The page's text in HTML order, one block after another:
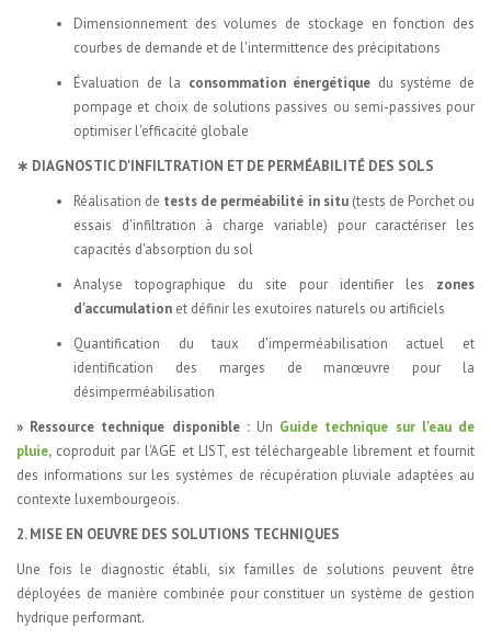
Dimensionnement des volumes de stockage en fonction des
courbes de demande et de l'intermittence des précipitations
Évaluation de la consommation énergétique du système de
pompage et choix de solutions passives ou semi-passives pour
optimiser l'efficacité globale
∗ DIAGNOSTIC D'INFILTRATION ET DE PERMÉABILITÉ DES SOLS
Réalisation de tests de perméabilité in situ (tests de Porchet ou
essais d'infiltration à charge variable) pour caractériser les
capacités d'absorption du sol
Analyse topographique du site pour identifier les zones
d'accumulation et définir les exutoires naturels ou artificiels
Quantification du taux d'imperméabilisation actuel et
identification des marges de manœuvre pour la
désimperméabilisation
» Ressource technique disponible : Un Guide technique sur l'eau de
pluie, coproduit par l'AGE et LIST, est téléchargeable librement et fournit
des informations sur les systèmes de récupération pluviale adaptées au
contexte luxembourgeois.
2. MISE EN OEUVRE DES SOLUTIONS TECHNIQUES
Une fois le diagnostic établi, six familles de solutions peuvent être
déployées de manière combinée pour constituer un système de gestion
hydrique performant.